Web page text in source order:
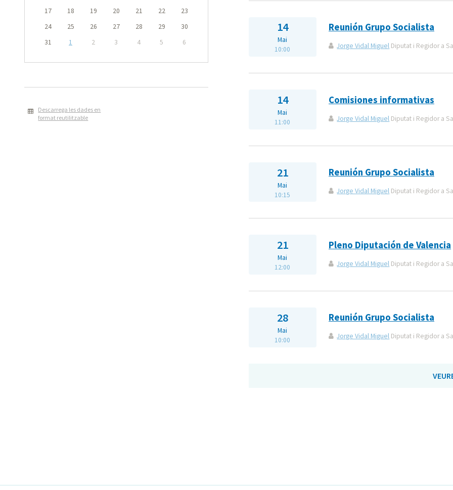
17
18 19 20 21 22
23
24
25 26 27 28 29
30
31
1 2 3 4 5 6
Descarrega les dades en
format reutilitzable
14
Mai
10:00
Reunión Grupo Socialista
Jorge Vidal Miguel Diputat i Regidor a
14
Mai
11:00
Comisiones informativas
Jorge Vidal Miguel Diputat i Regidor a
21
Mai
10:15
Reunión Grupo Socialista
Jorge Vidal Miguel Diputat i Regidor a
21
Mai
12:00
Pleno Diputación de Valencia
Jorge Vidal Miguel Diputat i Regidor a
28
Mai
10:00
Reunión Grupo Socialista
Jorge Vidal Miguel Diputat i Regidor a